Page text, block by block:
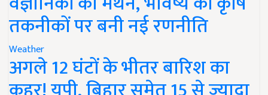
तकनीकों पर बनी नई रणनीति
Weather
अगले 12 घंटों के भीतर बारिश का